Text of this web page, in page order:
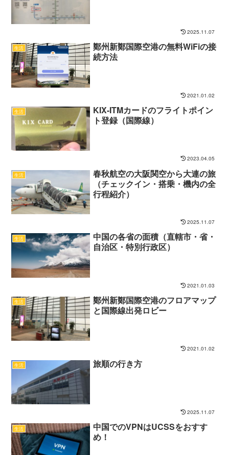
2025.11.07
生活
鄭州新鄭国際空港の無料WiFiの接
続方法
2021.01.02
生活
KIX-ITMカードのフライトポイン
ト登録（国際線）
2023.04.05
生活
春秋航空の大阪関空から大連の旅
（チェックイン・搭乗・機内の全
行程紹介）
2025.11.07
生活
中国の各省の面積（直轄市・省・
自治区・特別行政区）
2021.01.03
生活
鄭州新鄭国際空港のフロアマップ
と国際線出発ロビー
2021.01.02
生活 旅順の行き方
2025.11.07
生活
中国でのVPNはUCSSをおすす
め！